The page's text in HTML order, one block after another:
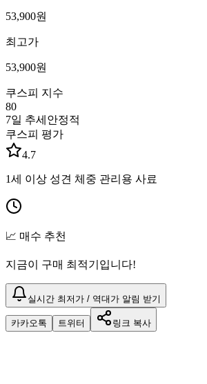
53,900원
최고가
53,900원
쿠스피 지수
80
7일 추세 안정적
쿠스피 평가
4.7
1세 이상 성견 체중 관리용 사료
📈 매수 추천
지금이 구매 최적기입니다!
실시간 최저가 / 역대가 알림 받기
카카오톡 트위터 링크 복사